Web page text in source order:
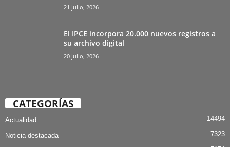
21 julio, 2026
El IPCE incorpora 20.000 nuevos registros a
su archivo digital
20 julio, 2026
CATEGORÍAS
Actualidad 14494
Noticia destacada 7323